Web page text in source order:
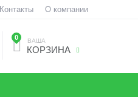
Контакты О компании
0 ВАША
КОРЗИНА